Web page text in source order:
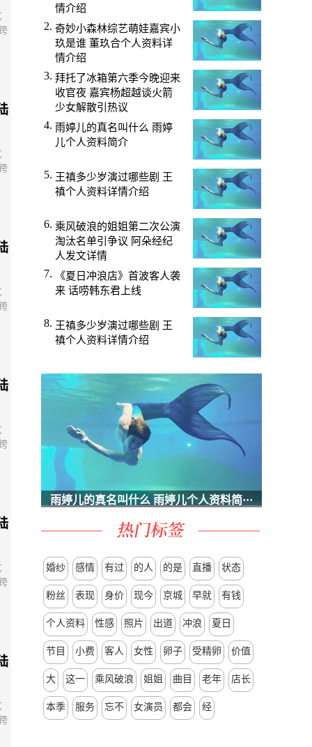
情介绍
奇妙小森林综艺萌娃嘉宾小
玖是谁 董玖合个人资料详
情介绍
拜托了冰箱第六季今晚迎来
收官夜 嘉宾杨超越谈火箭
少女解散引热议
雨婷儿的真名叫什么 雨婷
儿个人资料简介
王禛多少岁演过哪些剧 王
禛个人资料详情介绍
乘风破浪的姐姐第二次公演
淘汰名单引争议 阿朵经纪
人发文详情
《夏日冲浪店》首波客人袭
来 话唠韩东君上线
王禛多少岁演过哪些剧 王
禛个人资料详情介绍
雨婷儿的真名叫什么 雨婷儿个人资料简···
婚纱 感情 有过 的人 的是 直播 状态
粉丝 表现 身价 现今 京城 早就 有钱
个人资料 性感 照片 出道 冲浪 夏日
节目 小费 客人 女性 卵子 受精卵 价值
大 这一 乘风破浪 姐姐 曲目 老年 店长
本季 服务 忘不 女演员 都会 经